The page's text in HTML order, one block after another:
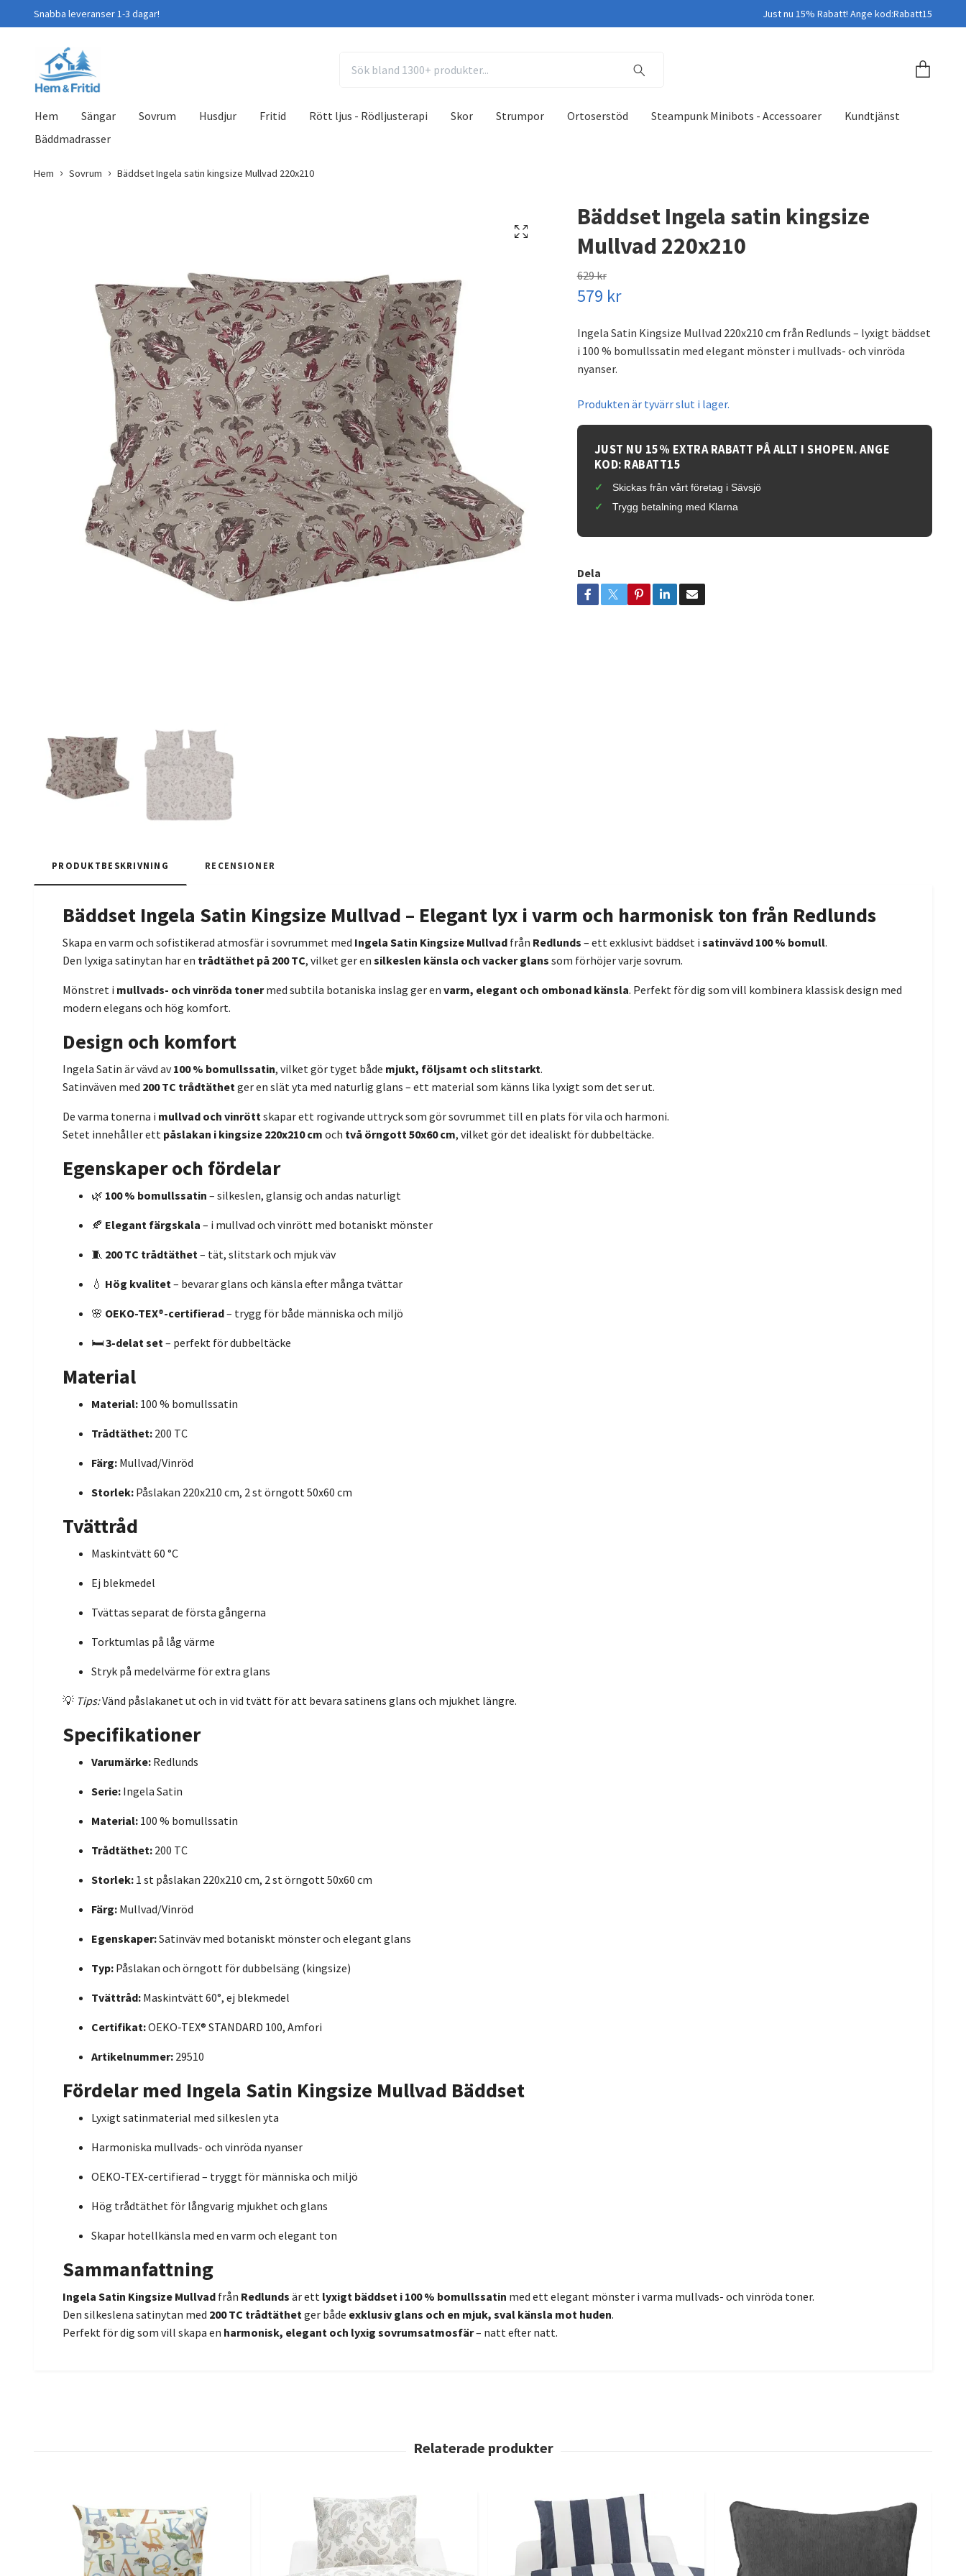
Snabba leveranser 1-3 dagar! Just nu 15% Rabatt! Ange kod:Rabatt15
Hem Sängar Sovrum Husdjur Fritid Rött ljus - Rödljusterapi Skor Strumpor Ortoserstöd Steampunk Minibots - Accessoarer
Kundtjänst
Bäddmadrasser
Hem Sovrum Bäddset Ingela satin kingsize Mullvad 220x210
Bäddset Ingela satin kingsize
Mullvad 220x210
629 kr
579 kr
Ingela Satin Kingsize Mullvad 220x210 cm från Redlunds – lyxigt bäddset
i 100 % bomullssatin med elegant mönster i mullvads- och vinröda
nyanser.
Produkten är tyvärr slut i lager.
JUST NU 15% EXTRA RABATT PÅ ALLT I SHOPEN. ANGE
KOD: RABATT15
Skickas från vårt företag i Sävsjö
Trygg betalning med Klarna
Dela
PRODUKTBESKRIVNING RECENSIONER
Bäddset Ingela Satin Kingsize Mullvad – Elegant lyx i varm och harmonisk ton från Redlunds
Skapa en varm och sofistikerad atmosfär i sovrummet med Ingela Satin Kingsize Mullvad från Redlunds – ett exklusivt bäddset i satinvävd 100 % bomull.
Den lyxiga satinytan har en trådtäthet på 200 TC, vilket ger en silkeslen känsla och vacker glans som förhöjer varje sovrum.
Mönstret i mullvads- och vinröda tonermed subtila botaniska inslag ger en varm, elegant och ombonad känsla. Perfekt för dig som vill kombinera klassisk design med
modern elegans och hög komfort.
Design och komfort
Ingela Satin är vävd av100 % bomullssatin, vilket gör tyget både mjukt, följsamt och slitstarkt.
Satinväven med 200 TC trådtäthetger en slät yta med naturlig glans – ett material som känns lika lyxigt som det ser ut.
De varma tonerna i mullvad och vinröttskapar ett rogivande uttryck som gör sovrummet till en plats för vila och harmoni.
Setet innehåller ett påslakan i kingsize 220x210 cm och två örngott 50x60 cm, vilket gör det idealiskt för dubbeltäcke.
Egenskaper och fördelar
🌿 100 % bomullssatin – silkeslen, glansig och andas naturligt
🍂 Elegant färgskala – i mullvad och vinrött med botaniskt mönster
🧵 200 TC trådtäthet– tät, slitstark och mjuk väv
💧 Hög kvalitet– bevarar glans och känsla efter många tvättar
🌸 OEKO-TEX®-certifierad– trygg för både människa och miljö
🛏️3-delat set– perfekt för dubbeltäcke
Material
Material: 100 % bomullssatin
Trådtäthet: 200 TC
Färg: Mullvad/Vinröd
Storlek: Påslakan 220x210 cm, 2 st örngott 50x60 cm
Tvättråd
Maskintvätt 60 °C
Ej blekmedel
Tvättas separat de första gångerna
Torktumlas på låg värme
Stryk på medelvärme för extra glans
💡 Tips:Vänd påslakanet ut och in vid tvätt för att bevara satinens glans och mjukhet längre.
Specifikationer
Varumärke: Redlunds
Serie: Ingela Satin
Material: 100 % bomullssatin
Trådtäthet: 200 TC
Storlek: 1 st påslakan 220x210 cm, 2 st örngott 50x60 cm
Färg: Mullvad/Vinröd
Egenskaper:Satinväv med botaniskt mönster och elegant glans
Typ: Påslakan och örngott för dubbelsäng (kingsize)
Tvättråd: Maskintvätt 60°, ej blekmedel
Certifikat:OEKO-TEX® STANDARD 100, Amfori
Artikelnummer: 29510
Fördelar med Ingela Satin Kingsize Mullvad Bäddset
Lyxigt satinmaterial med silkeslen yta
Harmoniska mullvads- och vinröda nyanser
OEKO-TEX-certifierad – tryggt för människa och miljö
Hög trådtäthet för långvarig mjukhet och glans
Skapar hotellkänsla med en varm och elegant ton
Sammanfattning
Ingela Satin Kingsize Mullvad från Redlunds är ett lyxigt bäddset i 100 % bomullssatin med ett elegant mönster i varma mullvads- och vinröda toner.
Den silkeslena satinytan med 200 TC trådtäthetger både exklusiv glans och en mjuk, sval känsla mot huden.
Perfekt för dig som vill skapa en harmonisk, elegant och lyxig sovrumsatmosfär– natt efter natt.